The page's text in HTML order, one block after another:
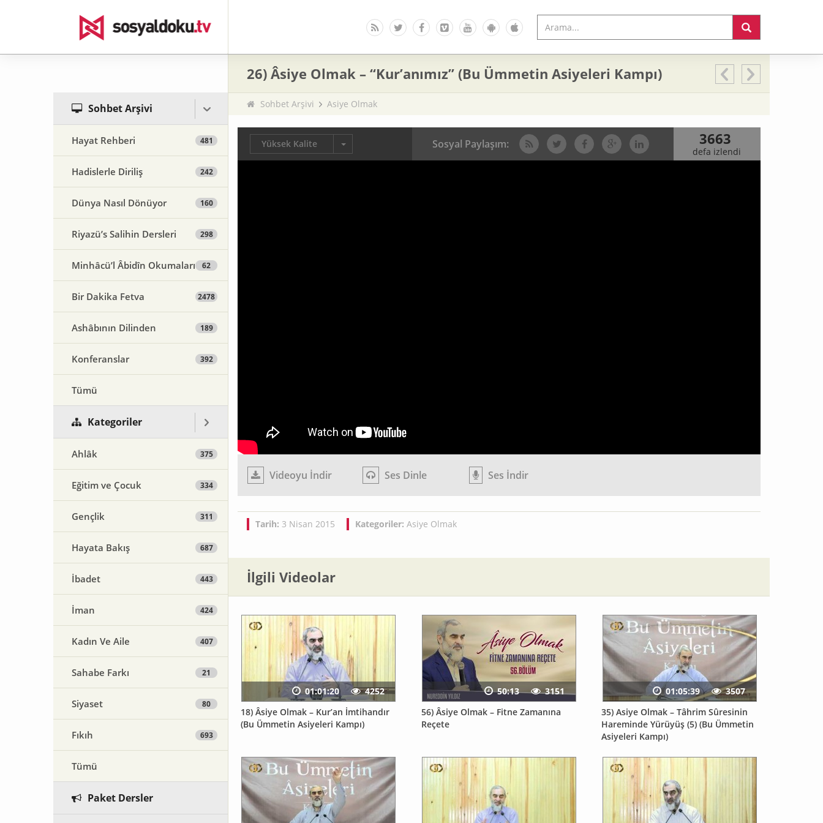
Sohbet Arşivi
Hayat Rehberi 481
Hadislerle Diriliş 242
Dünya Nasıl Dönüyor 160
Riyazü’s Salihin Dersleri 298
Minhâcü’l Âbidîn Okumaları 62
Bir Dakika Fetva 2478
Ashâbının Dilinden 189
Konferanslar 392
Tümü
Kategoriler
Ahlâk 375
Eğitim ve Çocuk 334
Gençlik 311
Hayata Bakış 687
İbadet 443
İman 424
Kadın Ve Aile 407
Sahabe Farkı 21
Siyaset 80
Fıkıh 693
Tümü
Paket Dersler
26) Âsiye Olmak – “Kur’anımız” (Bu Ümmetin Asiyeleri Kampı)
Sohbet Arşivi Asiye Olmak
Yüksek Kalite Sosyal Paylaşım: 3663
defa izlendi
Videoyu İndir Ses Dinle Ses İndir
Tarih: 3 Nisan 2015 Kategoriler: Asiye Olmak
İlgili Videolar
18) Âsiye Olmak – Kur’an İmtihandır
(Bu Ümmetin Asiyeleri Kampı)
01:01:20
4252
56) Âsiye Olmak – Fitne Zamanına
Reçete
50:13
3151
35) Asiye Olmak – Tâhrim Sûresinin
Hareminde Yürüyüş (5) (Bu Ümmetin
Asiyeleri Kampı)
01:05:39 3507